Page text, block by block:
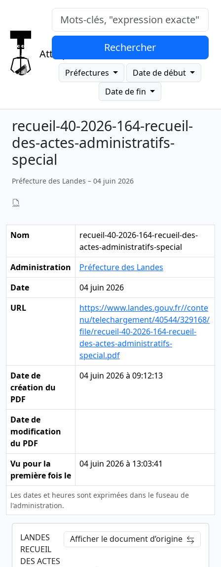
Attrap
Mots-clés, "expression exacte"
Rechercher
Préfectures
Date de début
Date de fin
recueil-40-2026-164-recueil-
des-actes-administratifs-
special
Préfecture des Landes – 04 juin 2026
Nom
recueil-40-2026-164-recueil-des-
actes-administratifs-special
Administration
Préfecture des Landes
Date
04 juin 2026
URL
https://www.landes.gouv.fr//conte
nu/telechargement/40544/329168/
file/recueil-40-2026-164-recueil-
des-actes-administratifs-
special.pdf
Date de
création du
PDF
04 juin 2026 à 09:12:13
Date de
modification
du PDF
Vu pour la
première fois le
04 juin 2026 à 13:03:41
Les dates et heures sont exprimées dans le fuseau de
l'administration.
Afficher le document d’origine
LANDES
RECUEIL
DES ACTES